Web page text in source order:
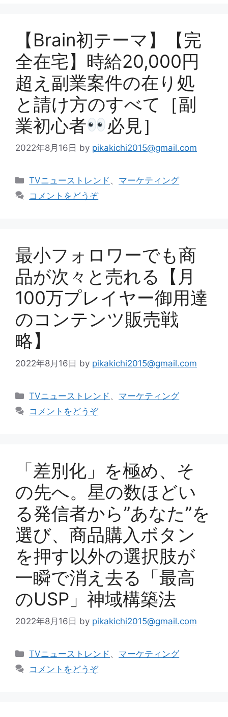
【Brain初テーマ】【完
全在宅】時給20,000円
超え副業案件の在り処
と請け方のすべて［副
業初心者
必見］
2022年8月16日 by pikakichi2015@gmail.com
カ
テ
TVニューストレンド 、 マーケティング
コメントをどうぞ
最小フォロワーでも商
品が次々と売れる【月
100万プレイヤー御用達
のコンテンツ販売戦
略】
2022年8月16日 by pikakichi2015@gmail.com
カ
TVニューストレンド 、 マーケティング
コメントをどうぞ
「差別化」を極め、そ
の先へ。星の数ほどい
る発信者から”あなた”を
選び、商品購入ボタン
を押す以外の選択肢が
一瞬で消え去る「最高
のUSP」神域構築法
2022年8月16日 by pikakichi2015@gmail.com
カ
テ
TVニューストレンド 、 マーケティング
コメントをどうぞ